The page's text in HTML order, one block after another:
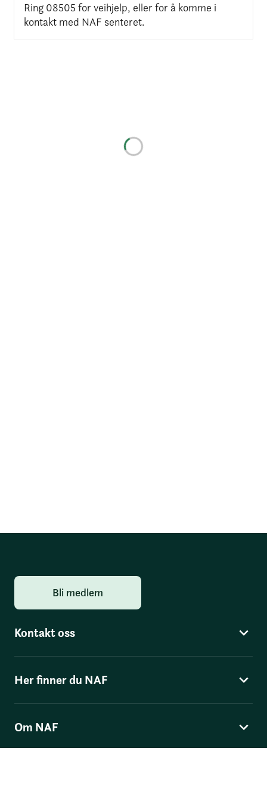
Ring 08505 for veihjelp, eller for å komme i
kontakt med NAF senteret.
Bli medlem
Kontakt oss
Her finner du NAF
Om NAF